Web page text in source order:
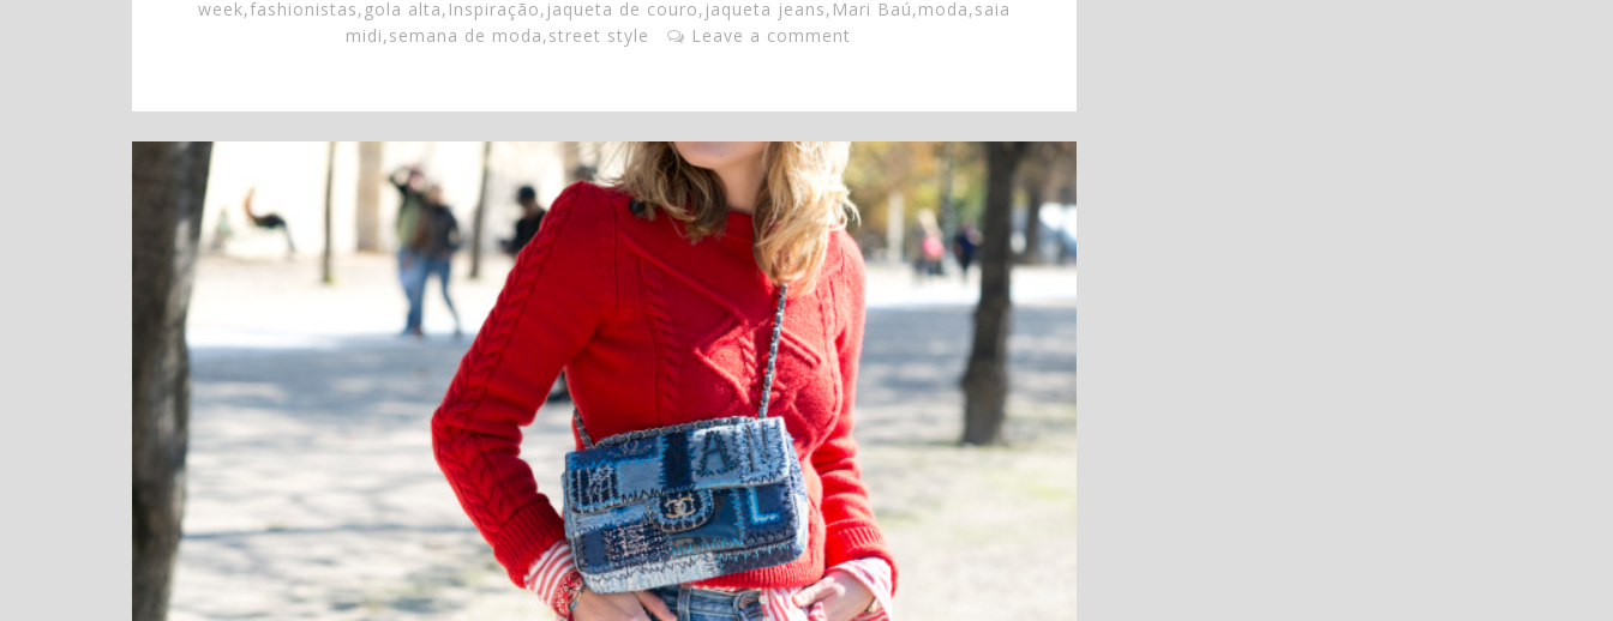
week,fashionistas, gola alta, Inspiração, jaqueta de couro, jaqueta jeans, Mari Baú,moda,saia
midi,semana de moda,street style Leave a comment